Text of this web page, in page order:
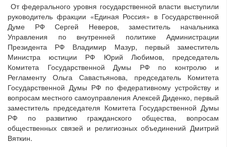
От федерального уровня государственной власти выступили
руководитель фракции «Единая Россия» в Государственной
Думе РФ Сергей Неверов, заместитель начальника
Управления по внутренней политике Администрации
Президента РФ Владимир Мазур, первый заместитель
Министра юстиции РФ Юрий Любимов, председатель
Комитета Государственной Думы РФ по контролю и
Регламенту Ольга Савастьянова, председатель Комитета
Государственной Думы РФ по федеративному устройству и
вопросам местного самоуправления Алексей Диденко, первый
заместитель председателя Комитета Государственной Думы
РФ по развитию гражданского общества, вопросам
общественных связей и религиозных объединений Дмитрий
Вяткин.